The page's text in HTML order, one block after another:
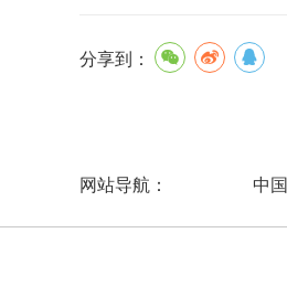
分享到：
网站导航： 中